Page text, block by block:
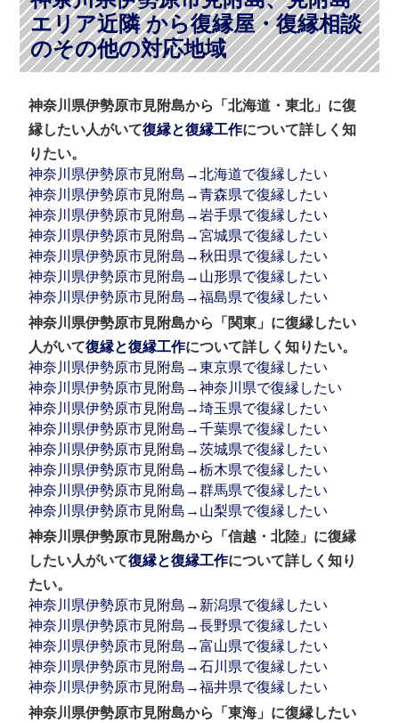
エリア近隣 から復縁屋・復縁相談
のその他の対応地域
神奈川県伊勢原市見附島から「北海道・東北」に復
縁したい人がいて復縁と復縁工作について詳しく知
りたい。
神奈川県伊勢原市見附島→北海道で復縁したい
神奈川県伊勢原市見附島→青森県で復縁したい
神奈川県伊勢原市見附島→岩手県で復縁したい
神奈川県伊勢原市見附島→宮城県で復縁したい
神奈川県伊勢原市見附島→秋田県で復縁したい
神奈川県伊勢原市見附島→山形県で復縁したい
神奈川県伊勢原市見附島→福島県で復縁したい
神奈川県伊勢原市見附島から「関東」に復縁したい
人がいて復縁と復縁工作について詳しく知りたい。
神奈川県伊勢原市見附島→東京県で復縁したい
神奈川県伊勢原市見附島→神奈川県で復縁したい
神奈川県伊勢原市見附島→埼玉県で復縁したい
神奈川県伊勢原市見附島→千葉県で復縁したい
神奈川県伊勢原市見附島→茨城県で復縁したい
神奈川県伊勢原市見附島→栃木県で復縁したい
神奈川県伊勢原市見附島→群馬県で復縁したい
神奈川県伊勢原市見附島→山梨県で復縁したい
神奈川県伊勢原市見附島から「信越・北陸」に復縁
したい人がいて復縁と復縁工作について詳しく知り
たい。
神奈川県伊勢原市見附島→新潟県で復縁したい
神奈川県伊勢原市見附島→長野県で復縁したい
神奈川県伊勢原市見附島→富山県で復縁したい
神奈川県伊勢原市見附島→石川県で復縁したい
神奈川県伊勢原市見附島→福井県で復縁したい
神奈川県伊勢原市見附島から「東海」に復縁したい